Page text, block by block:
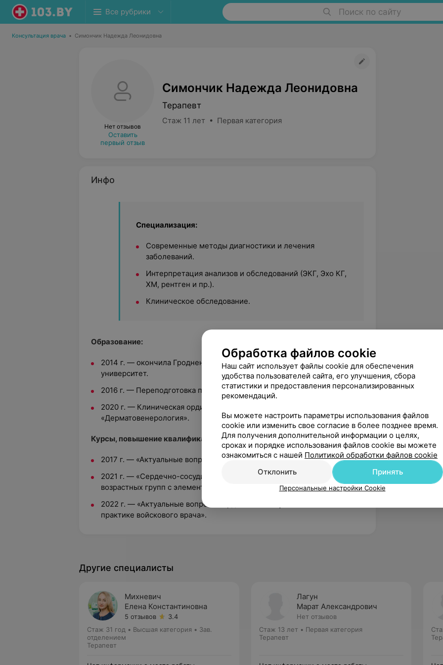
Все рубрики Поиск по сайту
Консультация врача • Симончик Надежда Леонидовна
Нет отзывов
Оставить
первый отзыв
Симончик Надежда Леонидовна
Терапевт
Стаж 11 лет • Первая категория
Инфо
Специализация:
Современные методы диагностики и лечения
заболеваний.
Интерпретация анализов и обследований (ЭКГ, Эхо КГ,
ХМ, рентген и пр.).
Клиническое обследование.
Образование:
2014 г. — окончила Гродненский государственный медицинский
университет.
2016 г. — Переподготовка по специальности «Дерматовенерология».
2020 г. — Клиническая ординатура по специальности
«Дерматовенерология».
Курсы, повышение квалификации:
2017 г. — «Актуальные вопросы внутренних болезней».
2021 г. — «Сердечно-сосудистые заболевания у пациентов разных
возрастных групп с элементами функциональной диагностики».
2022 г. — «Актуальные вопросы кардиологии и пульмонологии в
практике войскового врача».
Другие специалисты
Михневич
Елена Константиновна
5 отзывов
3.4
Стаж 31 год • Высшая категория • Зав.
отделением
Терапевт
Лагун
Марат Александрович
Нет отзывов
Стаж 13 лет • Первая категория
Терапевт
Обработка файлов cookie
Наш сайт использует файлы cookie для обеспечения
удобства пользователей сайта, его улучшения, сбора
статистики и предоставления персонализированных
рекомендаций.
Вы можете настроить параметры использования файлов
cookie или изменить свое согласие в более позднее время.
Для получения дополнительной информации о целях,
сроках и порядке использования файлов cookie вы можете
ознакомиться с нашей Политикой обработки файлов cookie
Отклонить
Принять
Персональные настройки Cookie